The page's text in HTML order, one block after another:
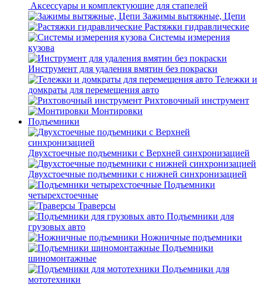
Аксессуары и комплектующие для стапелей
Зажимы вытяжные, Цепи
Растяжки гидравлические
Системы измерения
кузова
Инструмент для удаления вмятин без покраски
Тележки и
домкраты для перемещения авто
Рихтовочный инструмент
Монтировки
Подъемники
Двухстоечные подъемники с Верхней синхронизацией
Двухстоечные подъемники с нижней синхронизацией
Подъемники
четырехстоечные
Траверсы
Подъемники для
грузовых авто
Ножничные подъемники
Подъемники
шиномонтажные
Подъемники для
мототехники